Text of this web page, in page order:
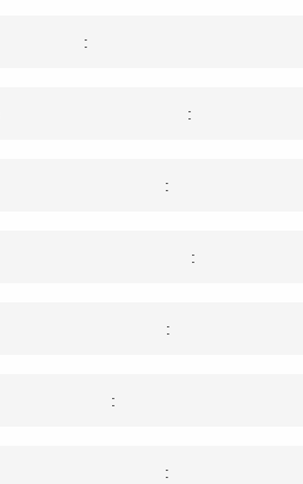
:
:
:
:
:
:
: